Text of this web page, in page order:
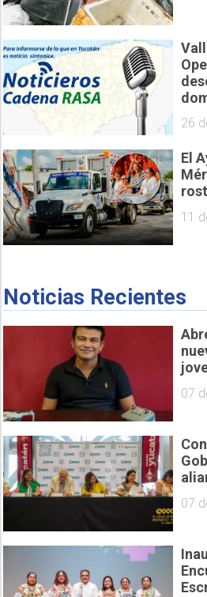
26
El
11
Noticias Recientes
07
07